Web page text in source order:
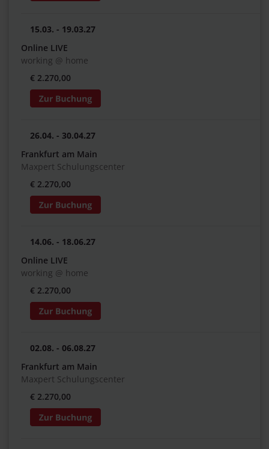
15.03. - 19.03.27
Online LIVE
working @ home
€ 2.270,00
26.04. - 30.04.27
Frankfurt am Main
Maxpert Schulungscenter
€ 2.270,00
14.06. - 18.06.27
Online LIVE
working @ home
€ 2.270,00
02.08. - 06.08.27
Frankfurt am Main
Maxpert Schulungscenter
€ 2.270,00